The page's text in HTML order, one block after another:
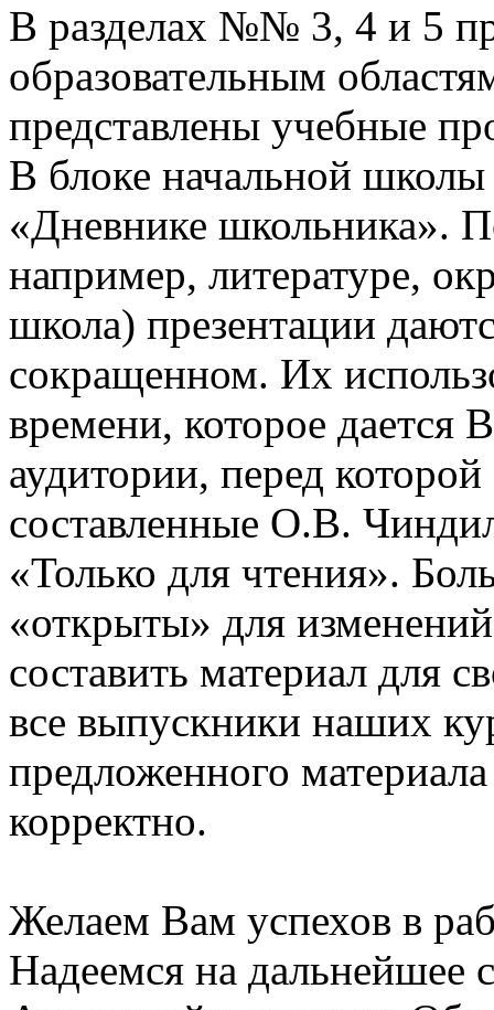
В разделах №№ 3, 4 и 5
образовательным
представлены учебные
В блоке начальной
«Дневнике школьника».
например, литературе,
школа) презентации
сокращенном. Их
времени, которое дается
аудитории, перед
составленные О.В.
«Только для чтения».
«открыты» для
составить материал для
все выпускники наших
предложенного
корректно.
Желаем Вам успехов в
Надеемся на дальнейшее